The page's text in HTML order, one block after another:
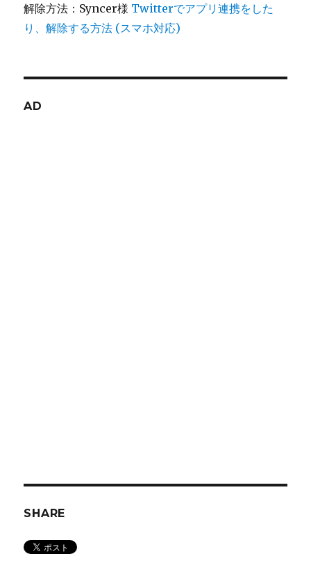
解除方法：Syncer様 Twitterでアプリ連携をした
り、解除する方法 (スマホ対応)
AD
SHARE